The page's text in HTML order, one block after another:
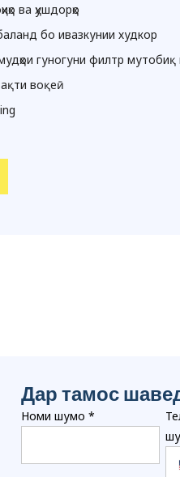
ва ҳушдорҳо
бо ивазкунии худкор
гуногуни филтр
воқеӣ
Дар тамос
Номи шумо *